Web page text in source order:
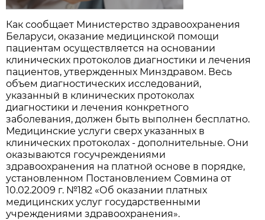
Как сообщает Министерство здравоохранения
Беларуси, оказание медицинской помощи
пациентам осуществляется на основании
клинических протоколов диагностики и лечения
пациентов, утвержденных Минздравом. Весь
объем диагностических исследований,
указанный в клинических протоколах
диагностики и лечения конкретного
заболевания, должен быть выполнен бесплатно.
Медицинские услуги сверх указанных в
клинических протоколах - дополнительные. Они
оказываются госучреждениями
здравоохранения на платной основе в порядке,
установленном Постановлением Совмина от
10.02.2009 г. №182 «Об оказании платных
медицинских услуг государственными
учреждениями здравоохранения».